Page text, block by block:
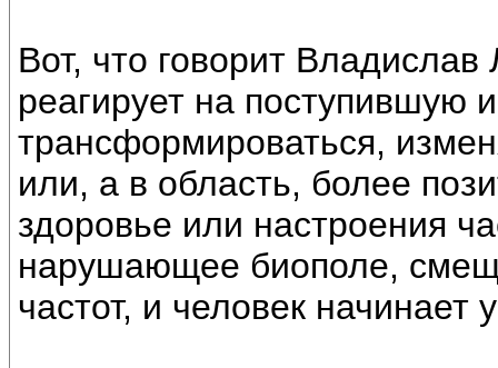
Вот, что говорит
реагирует на поступившую
трансформироваться,
или, а в область, более
здоровье или настроения
нарушающее биополе,
частот, и человек начинает